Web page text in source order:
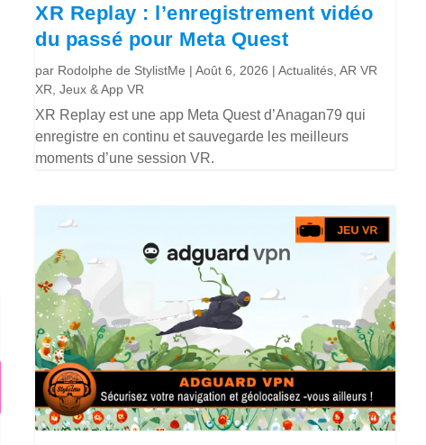
XR Replay : l’enregistrement vidéo
du passé pour Meta Quest
par Rodolphe de StylistMe |Août 6, 2026 |Actualités ,AR VR
XR ,Jeux & App VR
XR Replay est une app Meta Quest d’Anagan79 qui
enregistre en continu et sauvegarde les meilleurs
moments d’une session VR.